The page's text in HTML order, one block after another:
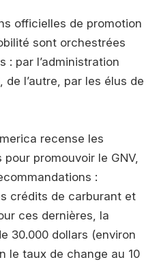
officielles de promotion
sont orchestrées
: par l’administration
de l’autre, par les élus de
recense les
promouvoir le GNV,
:
crédits de carburant et
ces dernières, la
30.000 dollars (environ
le taux de change au 10